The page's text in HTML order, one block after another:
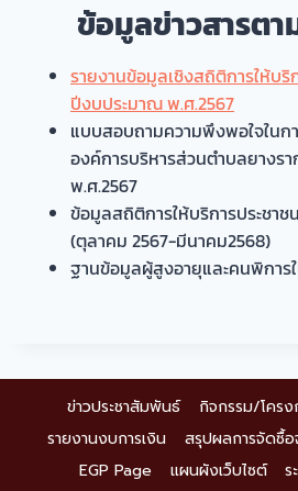
ข้อมูลข่าวสารตา
รายงานข้อมูลเชิงสถิติการให้บริ
ปีงบประมาณ พ.ศ.2567
แบบสอบถามความพึงพอใจในก
องค์การบริหารส่วนตำบลยางร
พ.ศ.2567
ข้อมูลสถิติการให้บริการประชาช
(ตุลาคม 2567-มีนาคม2568)
ฐานข้อมูลผู้สูงอายุและคนพิการ
ข่าวประชาสัมพันธ์ กิจกรรม/โครง
รายงานงบการเงิน
สรุปผลการจัดซื้อ
EGP Page
แผนผังเว็บไซต์